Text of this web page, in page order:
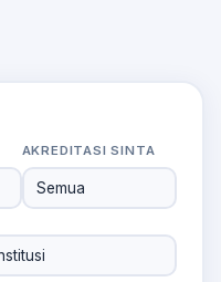
AKREDITASI SINTA